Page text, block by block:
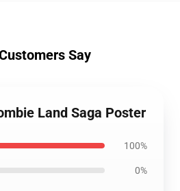
Say
Land Saga Poster
100%
0%